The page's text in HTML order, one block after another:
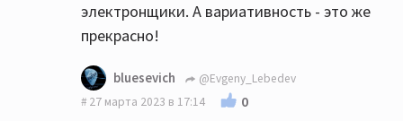
электронщики. А вариативность - это же
прекрасно!
bluesevich
@Evgeny_Lebedev
27 марта 2023 в 17:14
0